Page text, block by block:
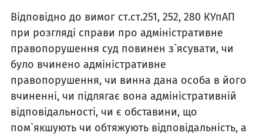
Відповідно до вимог ст.ст.251, 252, 280 КУпАП
при розгляді справи про адміністративне
правопорушення суд повинен з`ясувати, чи
було вчинено адміністративне
правопорушення, чи винна дана особа в його
вчиненні, чи підлягає вона адміністративній
відповідальності, чи є обставини, що
пом`якшують чи обтяжують відповідальність, а